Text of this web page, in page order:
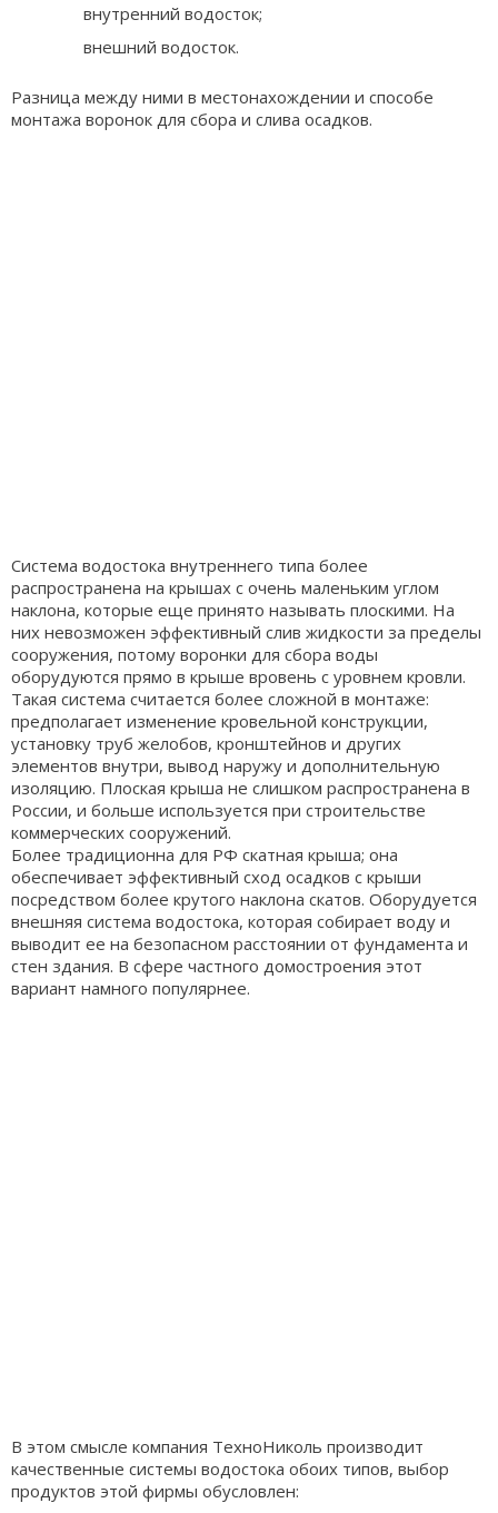
внутренний водосток;
внешний водосток.
Разница между ними в местонахождении и способе
монтажа воронок для сбора и слива осадков.
Система водостока внутреннего типа более
распространена на крышах с очень маленьким углом
наклона, которые еще принято называть плоскими. На
них невозможен эффективный слив жидкости за пределы
сооружения, потому воронки для сбора воды
оборудуются прямо в крыше вровень с уровнем кровли.
Такая система считается более сложной в монтаже:
предполагает изменение кровельной конструкции,
установку труб желобов, кронштейнов и других
элементов внутри, вывод наружу и дополнительную
изоляцию. Плоская крыша не слишком распространена в
России, и больше используется при строительстве
коммерческих сооружений.
Более традиционна для РФ скатная крыша; она
обеспечивает эффективный сход осадков с крыши
посредством более крутого наклона скатов. Оборудуется
внешняя система водостока, которая собирает воду и
выводит ее на безопасном расстоянии от фундамента и
стен здания. В сфере частного домостроения этот
вариант намного популярнее.
В этом смысле компания ТехноНиколь производит
качественные системы водостока обоих типов, выбор
продуктов этой фирмы обусловлен: